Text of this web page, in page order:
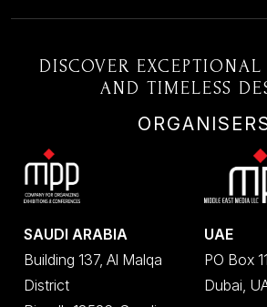
DISCOVER EXCEPTIONAL
AND TIMELESS
SAUDI ARABIA
Building 137, Al Malqa
District
UAE
PO Box
Dubai,